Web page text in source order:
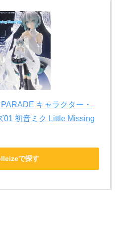
キャラクター・
01 初音ミク Little Missing
で探す